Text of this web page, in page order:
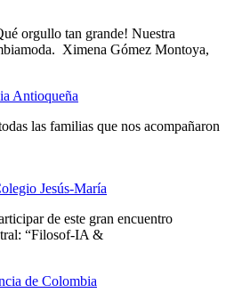
orgullo tan grande! Nuestra
Ximena Gómez Montoya,
Antioqueña
las familias que nos acompañaron
Jesús-María
de este gran encuentro
“Filosof-IA &
de Colombia